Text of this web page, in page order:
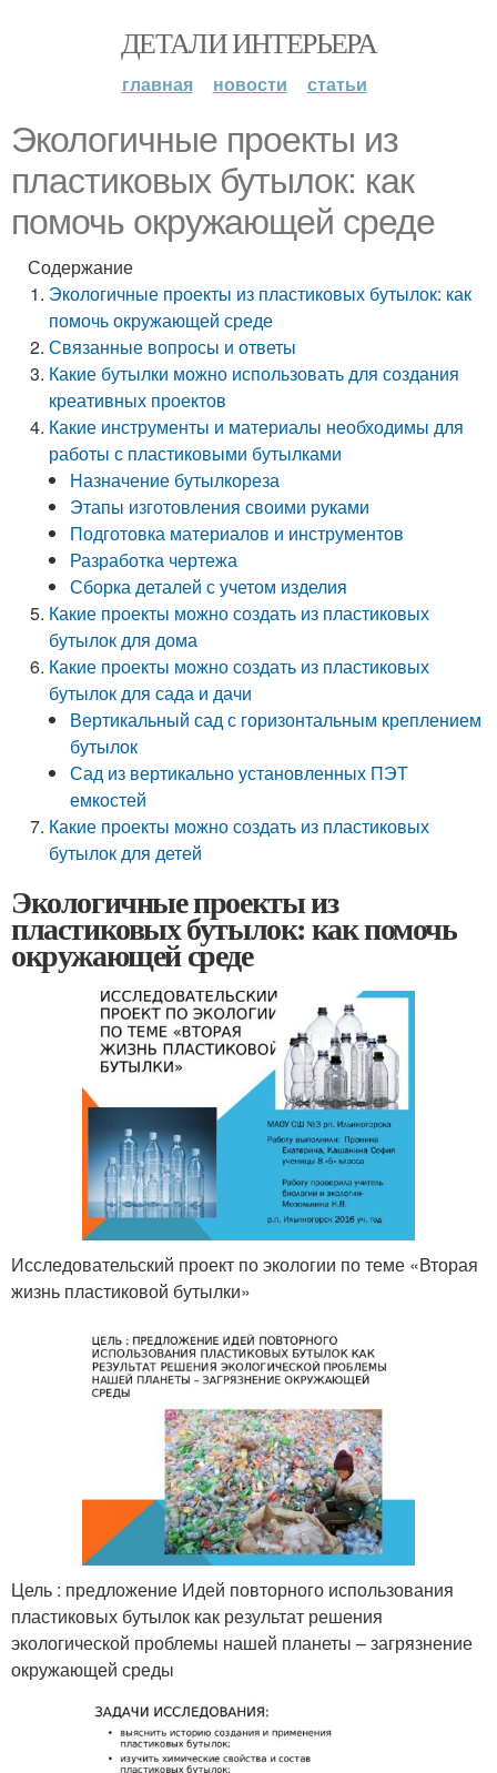
ДЕТАЛИ ИНТЕРЬЕРА
главная новости статьи
Экологичные проекты из
пластиковых бутылок: как
помочь окружающей среде
Содержание
Экологичные проекты из пластиковых бутылок: как
помочь окружающей среде
Связанные вопросы и ответы
Какие бутылки можно использовать для создания
креативных проектов
Какие инструменты и материалы необходимы для
работы с пластиковыми бутылками
Назначение бутылкореза
Этапы изготовления своими руками
Подготовка материалов и инструментов
Разработка чертежа
Сборка деталей с учетом изделия
Какие проекты можно создать из пластиковых
бутылок для дома
Какие проекты можно создать из пластиковых
бутылок для сада и дачи
Вертикальный сад с горизонтальным креплением
бутылок
Сад из вертикально установленных ПЭТ
емкостей
Какие проекты можно создать из пластиковых
бутылок для детей
Экологичные проекты из
пластиковых бутылок: как помочь
окружающей среде
Исследовательский проект по экологии по теме «Вторая
жизнь пластиковой бутылки»
Цель : предложение Идей повторного использования
пластиковых бутылок как результат решения
экологической проблемы нашей планеты – загрязнение
окружающей среды